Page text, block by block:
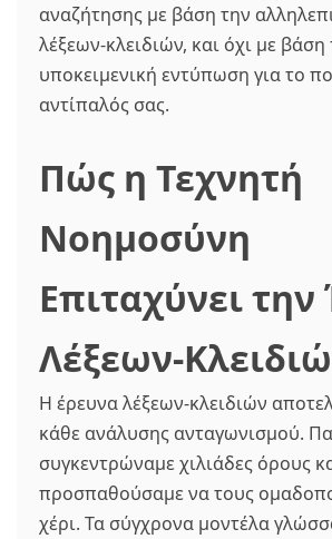
αναζήτησης με βάση την
λέξεων-κλειδιών, και όχι με βάση
υποκειμενική εντύπωση για το
αντίπαλός σας.
Πώς η Τεχνητή
Νοημοσύνη
Επιταχύνει
Λέξεων-
Η έρευνα λέξεων-κλειδιών
κάθε ανάλυσης ανταγωνισμού.
συγκεντρώναμε χιλιάδες όρους
προσπαθούσαμε να τους
χέρι. Τα σύγχρονα μοντέλα